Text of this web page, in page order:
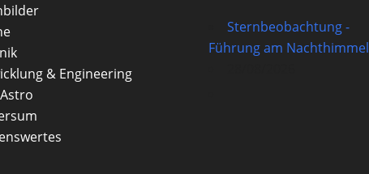
& Engineering
Sternbeobachtung -
Führung am Nachthimmel